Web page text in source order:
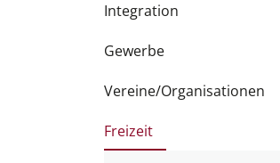
Integration
Gewerbe
Vereine/Organisationen
Freizeit